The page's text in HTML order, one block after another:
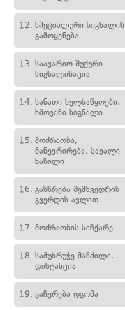
12. სპეციალური სიგნალის
გამოყენება
13. საავარიო შუქური
სიგნალიზაცია
14. სანათი ხელსაწყოები,
ხმოვანი სიგნალი
15. მოძრაობა,
მანევრირება, სავალი
ნაწილი
16. გასწრება შემხვედრის
გვერდის ავლით
17. მოძრაობის სიჩქარე
18. სამუხრუჭე მანძილი,
დისტანცია
19. გაჩერება დგომა